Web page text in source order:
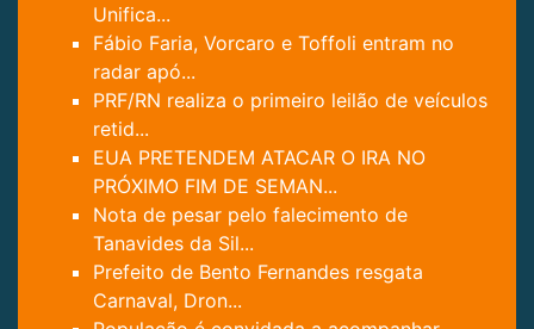
Unifica...
Fábio Faria, Vorcaro e Toffoli entram no
radar apó...
PRF/RN realiza o primeiro leilão de veículos
retid...
EUA PRETENDEM ATACAR O IRA NO
PRÓXIMO FIM DE SEMAN...
Nota de pesar pelo falecimento de
Tanavides da Sil...
Prefeito de Bento Fernandes resgata
Carnaval, Dron...